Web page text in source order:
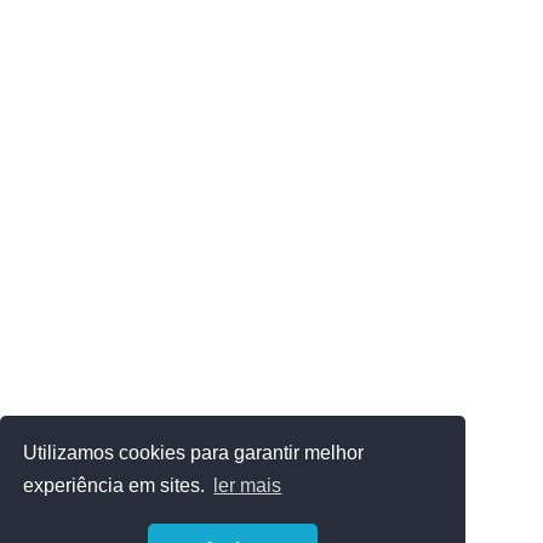
Utilizamos cookies para garantir melhor
experiência em sites.
ler mais